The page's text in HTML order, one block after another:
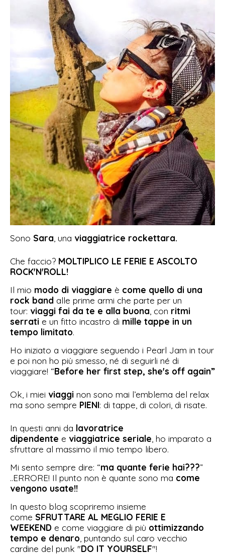
Sono Sara, una viaggiatrice rockettara.
Che faccio? MOLTIPLICO LE FERIE E ASCOLTO
ROCK'N'ROLL!
Il mio modo di viaggiare è come quello di una
rock band alle prime armi che parte per un
tour: viaggi fai da te e alla buona, con ritmi
serrati e un fitto incastro di mille tappe in un
tempo limitato.
Ho iniziato a viaggiare seguendo i Pearl Jam in tour
e poi non ho più smesso, né di seguirli né di
viaggiare! “Before her first step, she's off again”
Ok, i miei viaggi non sono mai l’emblema del relax
ma sono sempre PIENI: di tappe, di colori, di risate.
In questi anni da lavoratrice
dipendente e viaggiatrice seriale , ho imparato a
sfruttare al massimo il mio tempo libero.
Mi sento sempre dire: “ma quante ferie hai???”
..ERRORE! Il punto non è quante sono ma come
vengono usate!!
In questo blog scopriremo insieme
come SFRUTTARE AL MEGLIO FERIE E
WEEKEND e come viaggiare di più ottimizzando
tempo e denaro , puntando sul caro vecchio
cardine del punk "DO IT YOURSELF"!